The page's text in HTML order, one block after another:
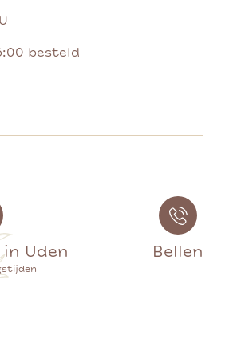
besteld
Uden Bellen